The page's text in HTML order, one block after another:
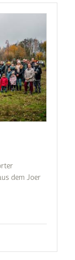
dem Joer